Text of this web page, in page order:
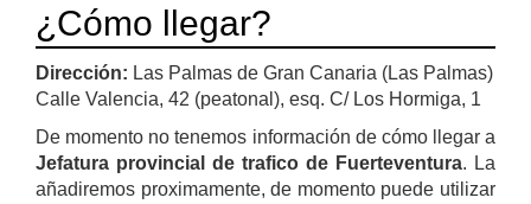
¿Cómo llegar?
Dirección: Las Palmas de Gran Canaria (Las Palmas)
Calle Valencia, 42 (peatonal), esq. C/ Los Hormiga, 1
De momento no tenemos información de cómo llegar a
Jefatura provincial de trafico de Fuerteventura. La
añadiremos proximamente, de momento puede utilizar